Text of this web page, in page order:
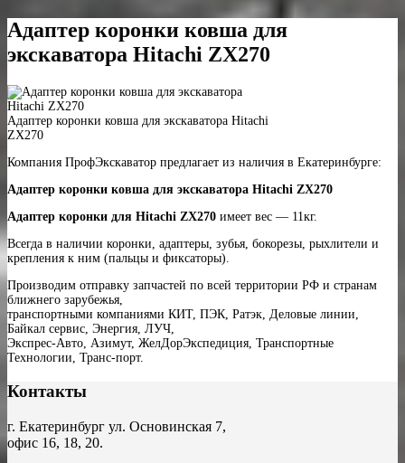
Адаптер коронки ковша для
экскаватора Hitachi ZX270
Адаптер коронки ковша для экскаватора Hitachi
ZX270
Компания ПрофЭкскаватор предлагает из наличия в Екатеринбурге:
Адаптер коронки ковша для экскаватора Hitachi ZX270
Адаптер коронки для Hitachi ZX270 имеет вес — 11кг.
Всегда в наличии коронки, адаптеры, зубья, бокорезы, рыхлители и
крепления к ним (пальцы и фиксаторы).
Производим отправку запчастей по всей территории РФ и странам
ближнего зарубежья,
транспортными компаниями КИТ, ПЭК, Ратэк, Деловые линии,
Байкал сервис, Энергия, ЛУЧ,
Экспрес-Авто, Азимут, ЖелДорЭкспедиция, Транспортные
Технологии, Транс-порт.
Контакты
г. Екатеринбург ул. Основинская 7,
офис 16, 18, 20.